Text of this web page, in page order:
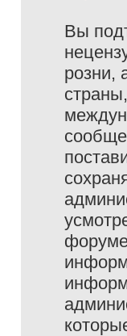
Вы
розни,